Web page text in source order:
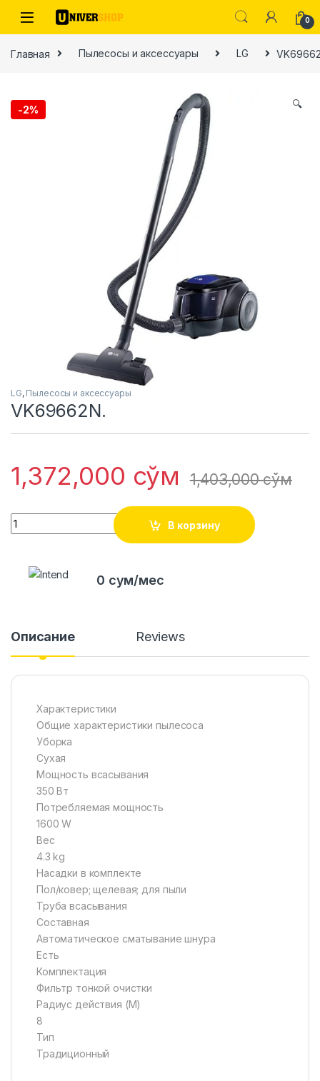
Skip to navigation
Skip to content
0
Главная Пылесосы и аксессуары LG
-2% 🔍
LG, Пылесосы и аксессуары
VK69662N.
1,372,000 сўм 1,403,000сўм
Quantity
В корзину
0 сум/мес
Описание Reviews
Характеристики
Общие характеристики пылесоса
Уборка
Сухая
Мощность всасывания
350 Вт
Потребляемая мощность
1600 W
Вес
4.3 kg
Насадки в комплекте
Пол/ковер; щелевая; для пыли
Труба всасывания
Составная
Автоматическое сматывание шнура
Есть
Комплектация
Фильтр тонкой очистки
Радиус действия (M)
8
Тип
Традиционный